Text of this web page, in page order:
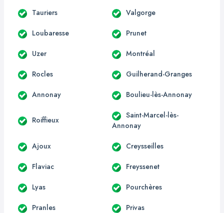
Tauriers Valgorge
Loubaresse Prunet
Uzer Montréal
Rocles Guilherand-Granges
Annonay Boulieu-lès-Annonay
Roiffieux
Saint-Marcel-lès-
Annonay
Ajoux Creysseilles
Flaviac Freyssenet
Lyas Pourchères
Pranles Privas